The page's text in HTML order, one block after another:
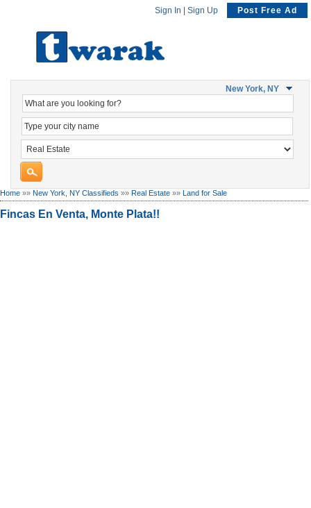
Sign In Sign Up Post Free Ad
New York, NY
Home »» New York, NY Classifieds »» Real Estate »» Land for Sale
Fincas En Venta, Monte Plata!!